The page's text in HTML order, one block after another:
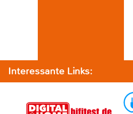
Interessante Links: